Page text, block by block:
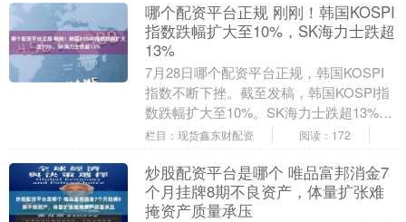
哪个配资平台正规 刚刚！韩国KOSPI
指数跌幅扩大至10%，SK海力士跌超
13%
7月28日哪个配资平台正规，韩国KOSPI
指数不断下挫。截至发稿，韩国KOSPI指
数跌幅扩大至10%。SK海力士跌超13%，
三星电子跌逾12%。 对此有分析人士....
栏目：现货鑫东财配资 阅读：172
炒股配资平台是哪个 唯品富邦消金7
个月挂牌8期不良资产，体量扩张难
掩资产质量承压